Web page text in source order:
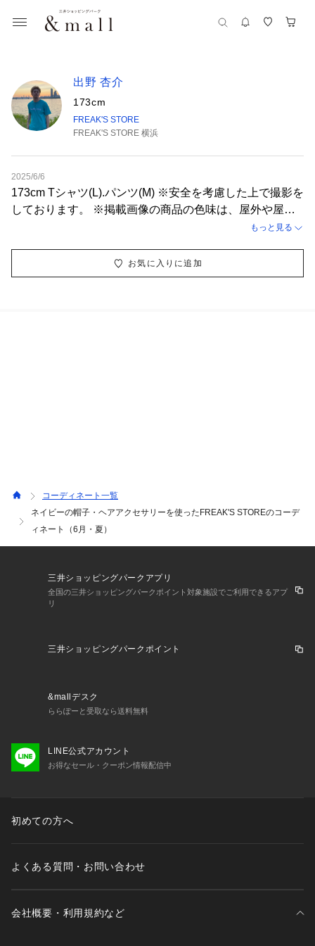
出野 杏介
173cm
FREAK'S STORE
FREAK'S STORE 横浜
2025/6/6
173cm Tシャツ(L).パンツ(M) ※安全を考慮した上で撮影を
しております。 ※掲載画像の商品の色味は、屋外や屋内
の光の照射や角度により実物と色味が異なる場合がござい
もっと見る
お気に入りに追加
コーディネート一覧
ネイビーの帽子・ヘアアクセサリーを使ったFREAK'S STOREのコーデ
ィネート（6月・夏）
三井ショッピングパークアプリ
全国の三井ショッピングパークポイント対象施設でご利用できるアプ
リ
三井ショッピングパークポイント
&mallデスク
ららぽーと受取なら送料無料
LINE公式アカウント
お得なセール・クーポン情報配信中
初めての方へ
よくある質問・お問い合わせ
会社概要・利用規約など